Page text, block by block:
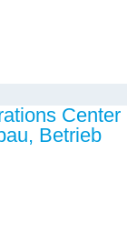
Center
Betrieb